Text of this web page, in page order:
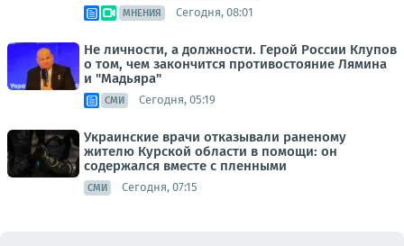
МНЕНИЯ Сегодня, 08:01
Не личности, а должности. Герой России Клупов
о том, чем закончится противостояние Лямина
и "Мадьяра"
СМИ Сегодня, 05:19
Украинские врачи отказывали раненому
жителю Курской области в помощи: он
содержался вместе с пленными
СМИ Сегодня, 07:15